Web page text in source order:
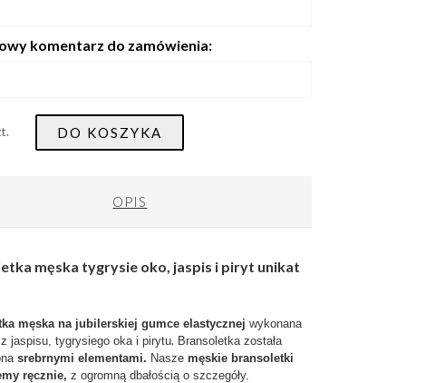
komentarz do zamówienia:
DO KOSZYKA
OPIS
męska tygrysie oko, jaspis i piryt unikat
męska na jubilerskiej gumce elastycznej wykonana
z jaspisu, tygrysiego oka i pirytu. Bransoletka została
srebrnymi elementami. Naszemęskie bransoletki
ręcznie, z ogromną dbałością o szczegóły.